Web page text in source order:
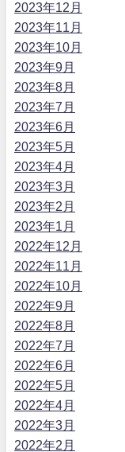
2023年12月
2023年11月
2023年10月
2023年9月
2023年8月
2023年7月
2023年6月
2023年5月
2023年4月
2023年3月
2023年2月
2023年1月
2022年12月
2022年11月
2022年10月
2022年9月
2022年8月
2022年7月
2022年6月
2022年5月
2022年4月
2022年3月
2022年2月